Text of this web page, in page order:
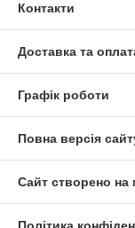
Контакти
Доставка та
Графік роботи
Повна версія
Сайт створено на